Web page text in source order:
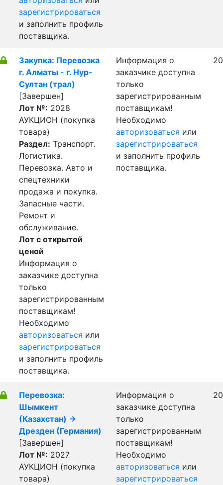
зарегистрироваться
и заполнить профиль
поставщика.
Закупка: Перевозка
г. Алматы - г. Нур-
Султан (трал)
[Завершен]
Лот №: 2028
АУКЦИОН (покупка
товара)
Раздел: Транспорт.
Логистика.
Перевозка. Авто и
спецтехники
продажа и покупка.
Запасные части.
Ремонт и
обслуживание.
Лот с открытой
ценой
Информация о
заказчике доступна
только
зарегистрированным
поставщикам!
Необходимо
авторизоваться или
зарегистрироваться
и заполнить профиль
поставщика.
Информация о
заказчике доступна
только
зарегистрированным
поставщикам!
Необходимо
авторизоваться или
зарегистрироваться
и заполнить профиль
поставщика.
Перевозка:
Шымкент
(Казахстан) ->
Дрезден (Германия)
[Завершен]
Лот №: 2027
АУКЦИОН (покупка
товара)
Информация о
заказчике доступна
только
зарегистрированным
поставщикам!
Необходимо
авторизоваться или
зарегистрироваться